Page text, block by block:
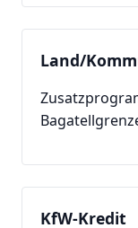
Land/
KfW-Kredit